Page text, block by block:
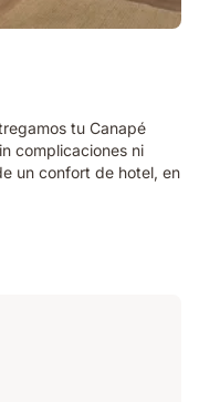
tu Canapé
complicaciones ni
un confort de hotel, en